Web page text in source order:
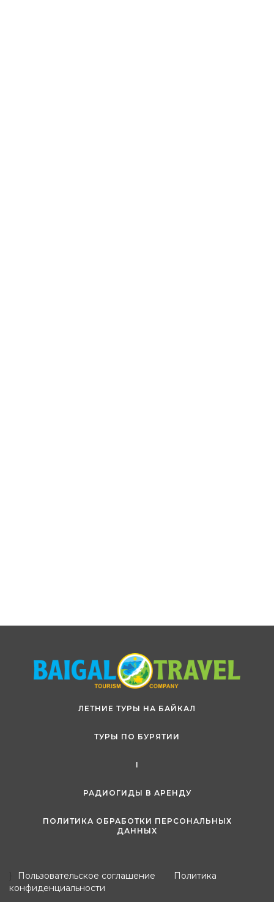
ЛЕТНИЕ ТУРЫ НА БАЙКАЛ
ТУРЫ ПО БУРЯТИИ
I
РАДИОГИДЫ В АРЕНДУ
ПОЛИТИКА ОБРАБОТКИ ПЕРСОНАЛЬНЫХ
ДАННЫХ
Пользовательское соглашение
Политика
конфиденциальности